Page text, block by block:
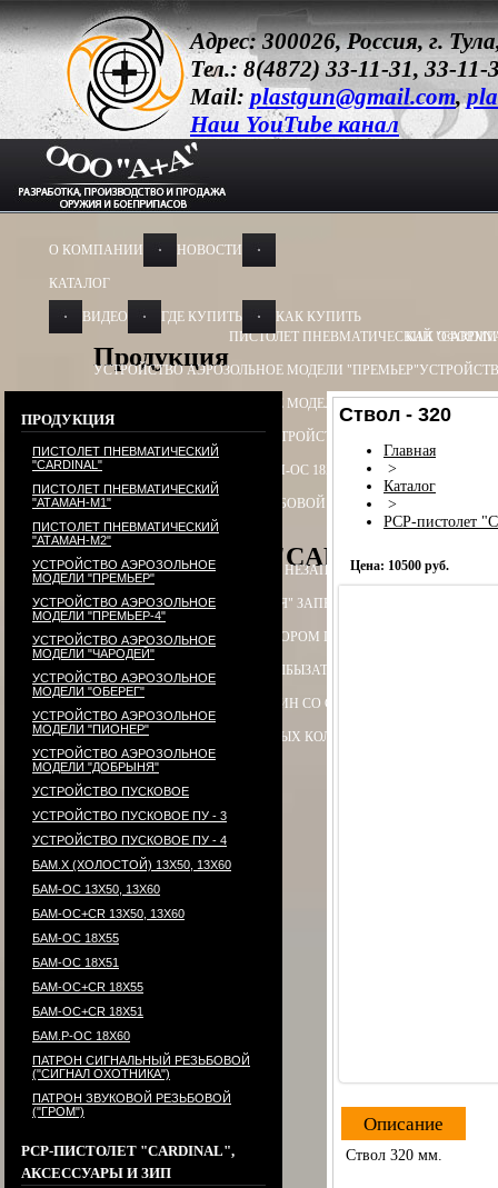
Адрес: 300026, Россия, г.
Тел.: 8(4872) 33-11-31, 33-11-
Mail: plastgun@gmail.com,
Наш YouTube канал
О КОМПАНИИ НОВОСТИ
КАТАЛОГ
Продукция
ПИСТОЛЕТ ПНЕВМАТИЧЕСКИЙ
УСТРОЙСТВО АЭРОЗОЛЬНОЕ МОДЕЛИ "ПРЕМЬЕР"
УСТРОЙСТВО АЭРОЗОЛЬНОЕ МОДЕЛИ "ОБЕРЕГ"
УСТРОЙСТВО ПУСКОВОЕУСТРОЙСТВО ПУСКОВОЕ ПУ - 3
БАМ-ОС+CR 13Х50, 13Х60 БАМ-ОС 18Х55 БАМ-ОС 18Х51
ПАТРОН СИГНАЛЬНЫЙ РЕЗЬБОВОЙ ("СИГНАЛ ОХОТНИКА")
PCP-пистолет "CARDINAL",
ЭЛЕКТРОПРИКЛАД ПРИКЛАД НЕЗАПРАВЛЯЕМЫЙ В СБОРЕ
ПРИКЛАД - КОЛБА ("ГОРЯЧАЯ" ЗАПРАВКА) В СБОРЕ
ПРИКЛАД - КОЛБА С РЕДУКТОРОМ ПОПЕРЕЧНЫМ В СБОРЕ
РЕДУКТОР ПОПЕРЕЧНЫЙ КОЛБЫЗАТЫЛЬНИК КОЛБЫ ⌀60-61 В
МАГАЗИН СО СТАЛЬНЫМИ
КОМПЛЕКТ УПЛОТНИТЕЛЬНЫХ КОЛЕЦ
ВИДЕО ГДЕ КУПИТЬ
КАК КУПИТЬ
КАК
ПРОДУКЦИЯ
ПИСТОЛЕТ ПНЕВМАТИЧЕСКИЙ
"CARDINAL"
ПИСТОЛЕТ ПНЕВМАТИЧЕСКИЙ
"АТАМАН-М1"
ПИСТОЛЕТ ПНЕВМАТИЧЕСКИЙ
"АТАМАН-М2"
УСТРОЙСТВО АЭРОЗОЛЬНОЕ
МОДЕЛИ "ПРЕМЬЕР"
УСТРОЙСТВО АЭРОЗОЛЬНОЕ
МОДЕЛИ "ПРЕМЬЕР-4"
УСТРОЙСТВО АЭРОЗОЛЬНОЕ
МОДЕЛИ "ЧАРОДЕЙ"
УСТРОЙСТВО АЭРОЗОЛЬНОЕ
МОДЕЛИ "ОБЕРЕГ"
УСТРОЙСТВО АЭРОЗОЛЬНОЕ
МОДЕЛИ "ПИОНЕР"
УСТРОЙСТВО АЭРОЗОЛЬНОЕ
МОДЕЛИ "ДОБРЫНЯ"
УСТРОЙСТВО ПУСКОВОЕ
УСТРОЙСТВО ПУСКОВОЕ ПУ - 3
УСТРОЙСТВО ПУСКОВОЕ ПУ - 4
БАМ.Х (ХОЛОСТОЙ) 13Х50, 13Х60
БАМ-ОС 13Х50, 13Х60
БАМ-ОС+CR 13Х50, 13Х60
БАМ-ОС 18Х55
БАМ-ОС 18Х51
БАМ-OC+CR 18X55
БАМ-ОС+CR 18Х51
БАМ.Р-ОС 18Х60
ПАТРОН СИГНАЛЬНЫЙ РЕЗЬБОВОЙ
("СИГНАЛ ОХОТНИКА")
ПАТРОН ЗВУКОВОЙ РЕЗЬБОВОЙ
("ГРОМ")
PCP-ПИСТОЛЕТ "CARDINAL",
АКСЕССУАРЫ И ЗИП
Ствол - 320
Главная
>
Каталог
>
PCP-пистолет
Цена: 10500 руб.
Описание
Ствол 320 мм.